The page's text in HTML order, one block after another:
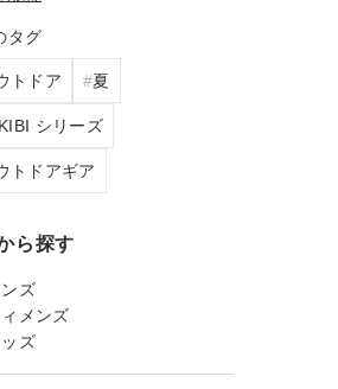
タグ
トドア 夏
シリーズ
トドアギア
ら探す
ンズ
メンズ
ズ